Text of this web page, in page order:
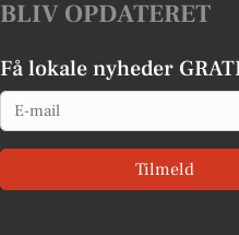
BLIV OPDATERET
Få lokale nyheder
Email
Tilmeld